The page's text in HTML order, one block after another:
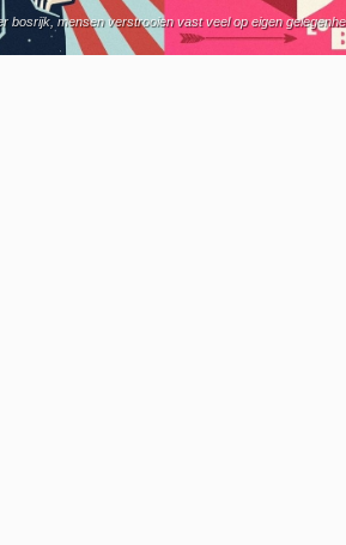
mensen verstrooien vast veel op eigen